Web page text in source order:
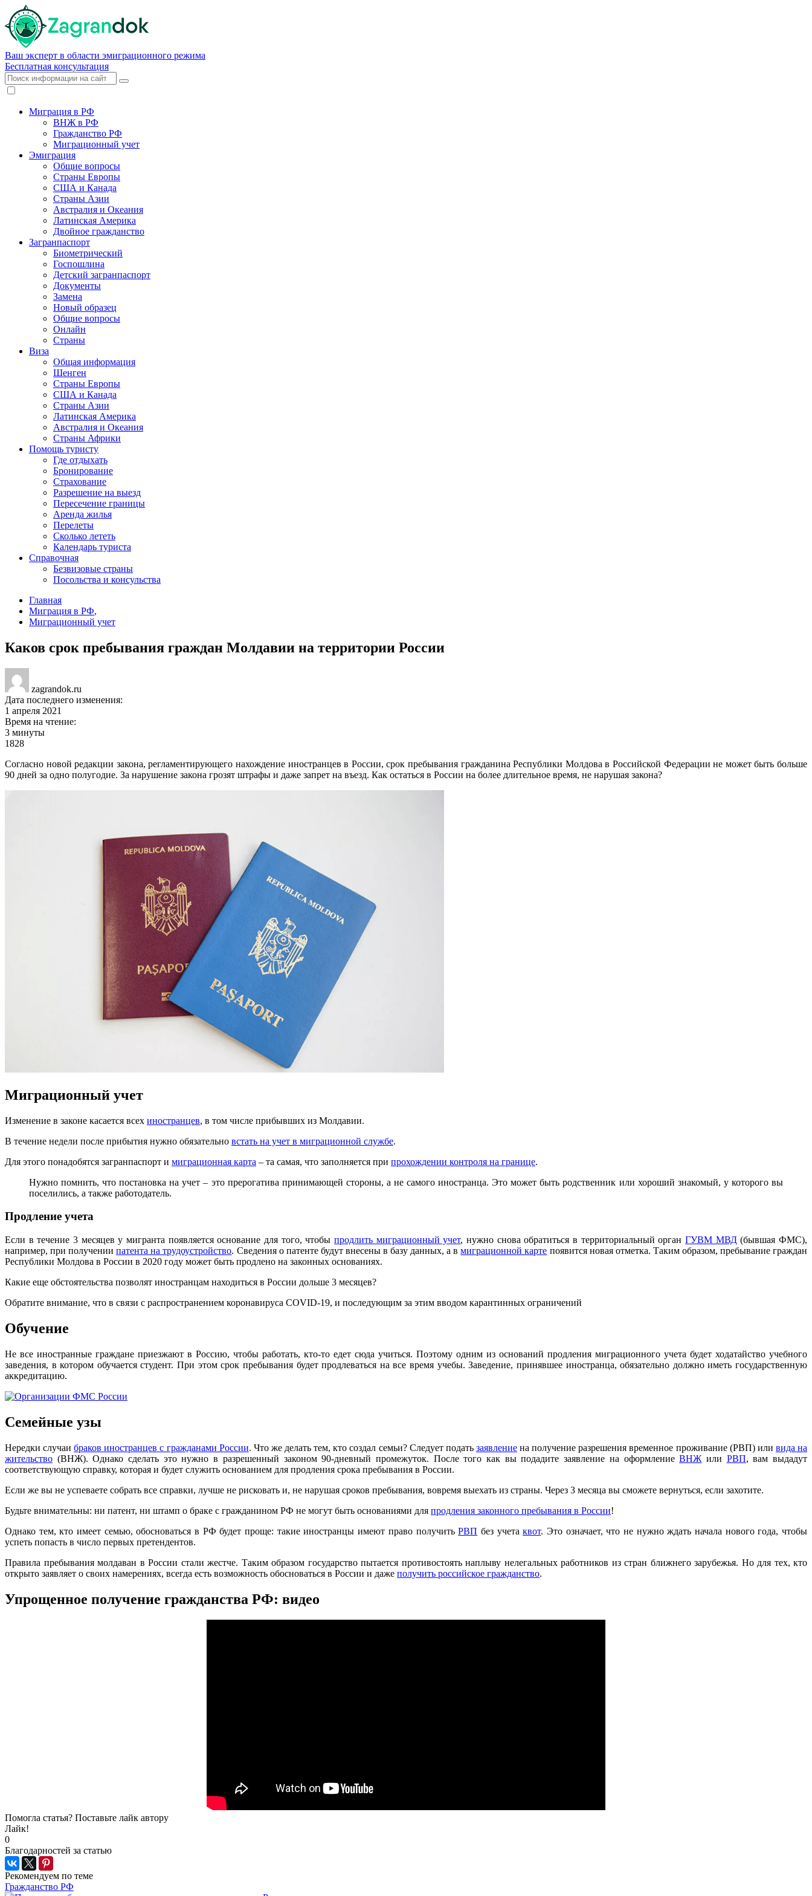
Ваш эксперт в области эмиграционного режима
Бесплатная консультация
Миграция в РФ
ВНЖ в РФ
Гражданство РФ
Миграционный учет
Эмиграция
Общие вопросы
Страны Европы
США и Канада
Страны Азии
Австралия и Океания
Латинская Америка
Двойное гражданство
Загранпаспорт
Биометрический
Госпошлина
Детский загранпаспорт
Документы
Замена
Новый образец
Общие вопросы
Онлайн
Страны
Виза
Общая информация
Шенген
Страны Европы
США и Канада
Страны Азии
Латинская Америка
Австралия и Океания
Страны Африки
Помощь туристу
Где отдыхать
Бронирование
Страхование
Разрешение на выезд
Пересечение границы
Аренда жилья
Перелеты
Сколько лететь
Календарь туриста
Справочная
Безвизовые страны
Посольства и консульства
Главная
Миграция в РФ,
Миграционный учет
Каков срок пребывания граждан Молдавии на территории России
zagrandok.ru
Дата последнего изменения:
1 апреля 2021
Время на чтение:
3 минуты
1828
Согласно новой редакции закона, регламентирующего нахождение иностранцев в России, срок пребывания гражданина Республики Молдова в Российской Федерации не может быть больше
90 дней за одно полугодие. За нарушение закона грозят штрафы и даже запрет на въезд. Как остаться в России на более длительное время, не нарушая закона?
Миграционный учет
Изменение в законе касается всех иностранцев, в том числе прибывших из Молдавии.
В течение недели после прибытия нужно обязательно встать на учет в миграционной службе.
Для этого понадобятся загранпаспорт и миграционная карта – та самая, что заполняется при прохождении контроля на границе.
Нужно помнить, что постановка на учет – это прерогатива принимающей стороны, а не самого иностранца. Это может быть родственник или хороший знакомый, у которого вы
поселились, а также работодатель.
Продление учета
Если в течение 3 месяцев у мигранта появляется основание для того, чтобы продлить миграционный учет, нужно снова обратиться в территориальный органГУВМ МВД(бывшая ФМС),
например, при получениипатента на трудоустройство. Сведения о патенте будут внесены в базу данных, а вмиграционной карте появится новая отметка. Таким образом, пребывание граждан
Республики Молдова в России в 2020 году может быть продлено на законных основаниях.
Какие еще обстоятельства позволят иностранцам находиться в России дольше 3 месяцев?
Обратите внимание, что в связи с распространением коронавируса COVID-19, и последующим за этим вводом карантинных ограничений
Обучение
Не все иностранные граждане приезжают в Россию, чтобы работать, кто-то едет сюда учиться. Поэтому одним из оснований продления миграционного учета будет ходатайство учебного
заведения, в котором обучается студент. При этом срок пребывания будет продлеваться на все время учебы. Заведение, принявшее иностранца, обязательно должно иметь государственную
аккредитацию.
Семейные узы
Нередки случаибраков иностранцев с гражданами России. Что же делать тем, кто создал семьи? Следует подать заявлениена получение разрешения временное проживание (РВП) или вида на
жительство (ВНЖ). Однако сделать это нужно в разрешенный законом 90-дневный промежуток. После того как вы подадите заявление на оформлениеВНЖ или РВП, вам выдадут
соответствующую справку, которая и будет служить основанием для продления срока пребывания в России.
Если же вы не успеваете собрать все справки, лучше не рисковать и, не нарушая сроков пребывания, вовремя выехать из страны. Через 3 месяца вы сможете вернуться, если захотите.
Будьте внимательны: ни патент, ни штамп о браке с гражданином РФ не могут быть основаниями для продления законного пребывания в России!
Однако тем, кто имеет семью, обосноваться в РФ будет проще: такие иностранцы имеют право получитьРВП без учетаквот. Это означает, что не нужно ждать начала нового года, чтобы
успеть попасть в число первых претендентов.
Правила пребывания молдаван в России стали жестче. Таким образом государство пытается противостоять наплыву нелегальных работников из стран ближнего зарубежья. Но для тех, кто
открыто заявляет о своих намерениях, всегда есть возможность обосноваться в России и даже получить российское гражданство.
Упрощенное получение гражданства РФ: видео
Помогла статья? Поставьте лайк автору
Лайк!
0
Благодарностей за статью
Рекомендуем по теме
Гражданство РФ